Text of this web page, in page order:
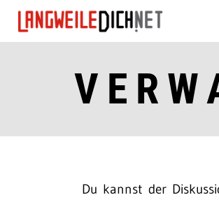
Du kannst der